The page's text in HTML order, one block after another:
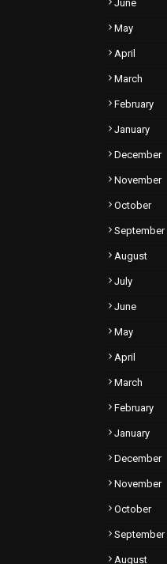
June
May
April
March
February
January
December
November
October
September
August
July
June
May
April
March
February
January
December
November
October
September
August